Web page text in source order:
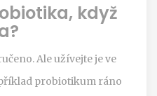
když
Ale užívejte je ve
probiotikum ráno